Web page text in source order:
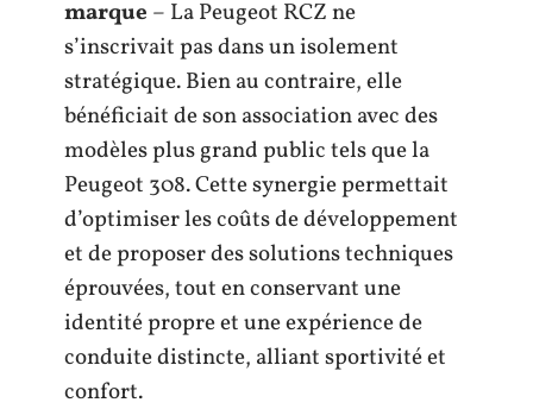
marque – La Peugeot RCZ ne
s’inscrivait pas dans un isolement
stratégique. Bien au contraire, elle
bénéficiait de son association avec des
modèles plus grand public tels que la
Peugeot 308. Cette synergie permettait
d’optimiser les coûts de développement
et de proposer des solutions techniques
éprouvées, tout en conservant une
identité propre et une expérience de
conduite distincte, alliant sportivité et
confort.